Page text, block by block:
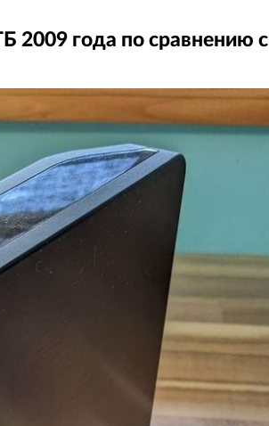
2009 года по сравнению с